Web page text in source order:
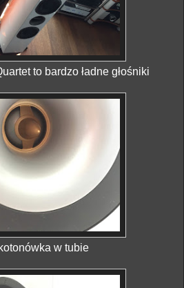
to bardzo ładne głośniki
w tubie